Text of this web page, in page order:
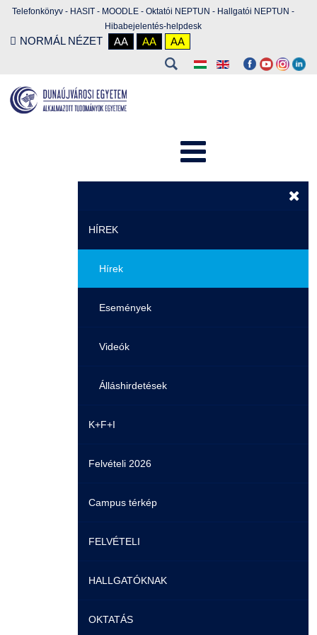
Telefonkönyv - HASIT - MOODLE - Oktatói NEPTUN - Hallgatói NEPTUN -
Hibabejelentés-helpdesk
NORMÁL NÉZET AA AA AA
HÍREK
Hírek
Események
Videók
Álláshirdetések
K+F+I
Felvételi 2026
Campus térkép
FELVÉTELI
Pontozási rendszer szabályai
Felvetteknek
HALLGATÓKNAK
Képzéseink
OKTATÁS